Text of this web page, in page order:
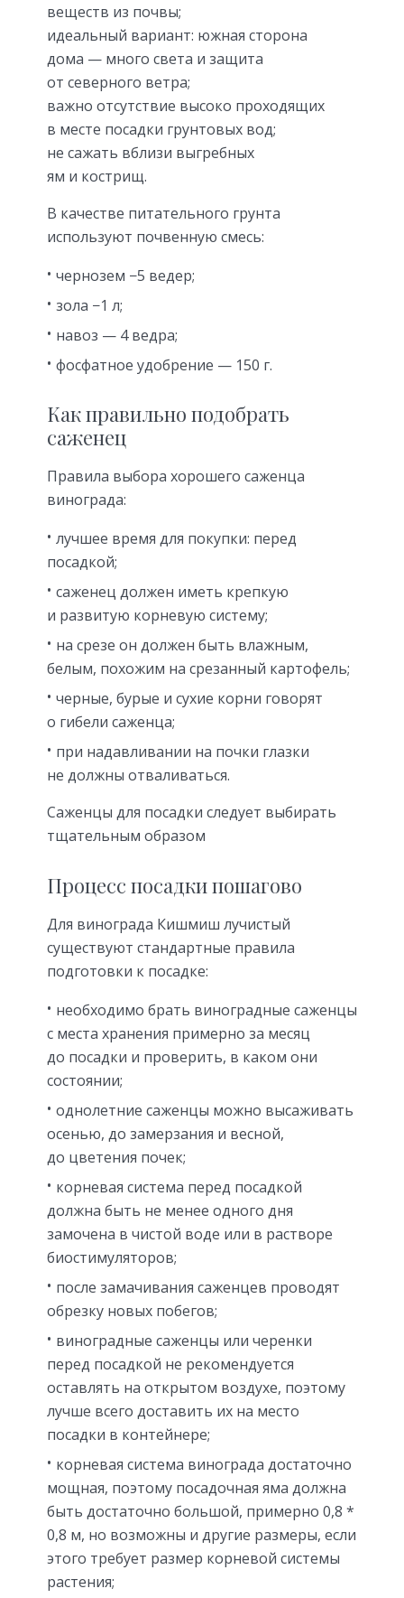
веществ из почвы;
идеальный вариант: южная сторона
дома — много света и защита
от северного ветра;
важно отсутствие высоко проходящих
в месте посадки грунтовых вод;
не сажать вблизи выгребных
ям и кострищ.
В качестве питательного грунта
используют почвенную смесь:
чернозем −5 ведер;
зола −1 л;
навоз — 4 ведра;
фосфатное удобрение — 150 г.
Как правильно подобрать
саженец
Правила выбора хорошего саженца
винограда:
лучшее время для покупки: перед
посадкой;
саженец должен иметь крепкую
и развитую корневую систему;
на срезе он должен быть влажным,
белым, похожим на срезанный картофель;
черные, бурые и сухие корни говорят
о гибели саженца;
при надавливании на почки глазки
не должны отваливаться.
Саженцы для посадки следует выбирать
тщательным образом
Процесс посадки пошагово
Для винограда Кишмиш лучистый
существуют стандартные правила
подготовки к посадке:
необходимо брать виноградные саженцы
с места хранения примерно за месяц
до посадки и проверить, в каком они
состоянии;
однолетние саженцы можно высаживать
осенью, до замерзания и весной,
до цветения почек;
корневая система перед посадкой
должна быть не менее одного дня
замочена в чистой воде или в растворе
биостимуляторов;
после замачивания саженцев проводят
обрезку новых побегов;
виноградные саженцы или черенки
перед посадкой не рекомендуется
оставлять на открытом воздухе, поэтому
лучше всего доставить их на место
посадки в контейнере;
корневая система винограда достаточно
мощная, поэтому посадочная яма должна
быть достаточно большой, примерно 0,8 *
0,8 м, но возможны и другие размеры, если
этого требует размер корневой системы
растения;